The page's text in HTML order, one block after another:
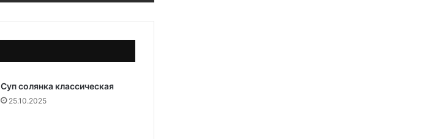
Суп солянка классическая
25.10.2025